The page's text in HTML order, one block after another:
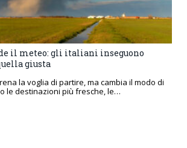
il meteo: gli italiani inseguono
giusta
la voglia di partire, ma cambia il modo di
le destinazioni più fresche, le…